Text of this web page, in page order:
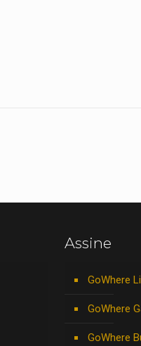
Assine
GoWhere
GoWhere
GoWhere